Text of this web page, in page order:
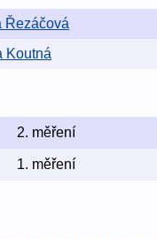
Řezáčová
Koutná
2. měření
1. měření